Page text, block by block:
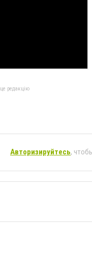
редакцію
Авторизируйтесь,